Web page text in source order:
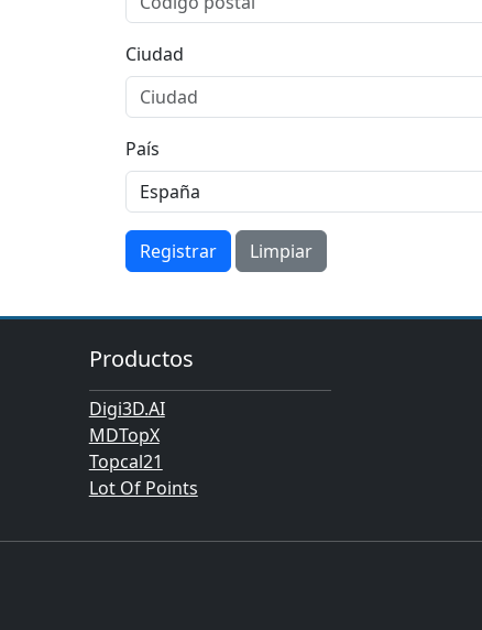
Ciudad
País
Registrar Limpiar
Productos
Digi3D.AI
MDTopX
Topcal21
Lot Of Points